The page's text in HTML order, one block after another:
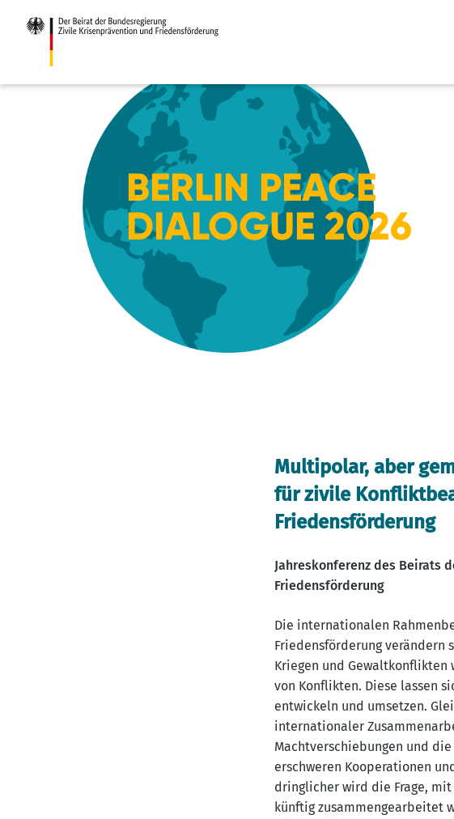
Hauptinhalt
BERLIN PEACE
DIALOGUE 2026
Multipolar, aber
für zivile
Friedensförderung
Jahreskonferenz des Beirats
Friedensförderung
Die internationalen
Friedensförderung verändern
Kriegen und Gewaltkonflikten
von Konflikten. Diese lassen
entwickeln und umsetzen.
internationaler
Machtverschiebungen und
erschweren Kooperationen
dringlicher wird die Frage,
künftig zusammengearbeitet